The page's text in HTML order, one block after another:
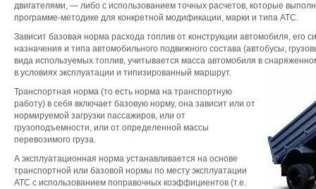
двигателями, — либо с использованием точных расчетов, которые
программе-методике для конкретной модификации, марки и типа АТС.
Зависит базовая норма расхода топлив от конструкции автомобиля, его
назначения и типа автомобильного подвижного состава (автобусы,
вида используемых топлив, учитывается масса автомобиля в
в условиях эксплуатации и типизированный маршрут.
Транспортная норма (то есть норма на транспортную
работу) в себя включает базовую норму, она зависит или от
нормируемой загрузки пассажиров, или от
грузоподъемности, или от определенной массы
перевозимого груза.
А эксплуатационная норма устанавливается на основе
транспортной или базовой нормы по месту эксплуатации
АТС с использованием поправочных коэффициентов (т.е.